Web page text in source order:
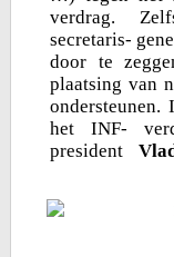
verdrag.
secretaris-
door te
plaatsing van
het INF-
president